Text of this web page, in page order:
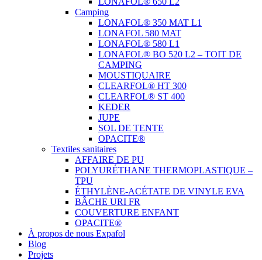
Camping
LONAFOL® 350 MAT L1
LONAFOL 580 MAT
LONAFOL® 580 L1
LONAFOL® BO 520 L2 – TOIT DE
CAMPING
MOUSTIQUAIRE
CLEARFOL® HT 300
CLEARFOL® ST 400
KEDER
JUPE
SOL DE TENTE
OPACITE®
Textiles sanitaires
AFFAIRE DE PU
POLYURÉTHANE THERMOPLASTIQUE –
TPU
ÉTHYLÈNE-ACÉTATE DE VINYLE EVA
BÂCHE URI FR
COUVERTURE ENFANT
OPACITE®
À propos de nous Expafol
Blog
Projets